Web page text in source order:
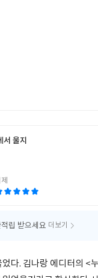
울지
립 받으세요 더보기
다. 김나랑 에디터의 <